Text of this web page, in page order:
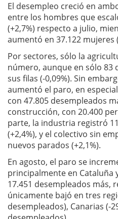
El desempleo creció en
entre los hombres que
(+2,7%) respecto a julio,
aumentó en 37.122 mujeres
Por sectores, sólo la
número, aunque en sólo 83
sus filas (-0,09%). Sin
aumentó el paro, en
con 47.805 desempleados
construcción, con 20.400
parte, la industria registró
(+2,4%), y el colectivo sin
nuevos parados (+2,1%).
En agosto, el paro se
principalmente en Cataluña
17.451 desempleados más,
únicamente bajó en tres
desempleados), Canarias (-